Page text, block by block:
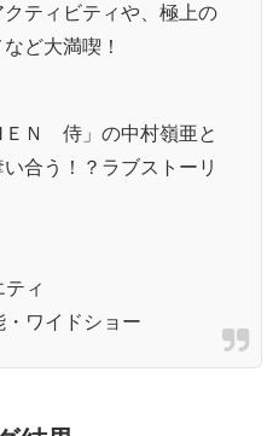
ティビティや、極上の
ど大満喫！
Ｎ 侍」の中村嶺亜と
合う！？ラブストーリ
ィ
ワイドショー